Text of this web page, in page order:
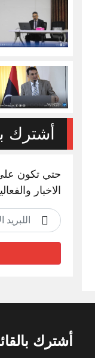
أشترك
حتي تكون
الاخبار
أشترك